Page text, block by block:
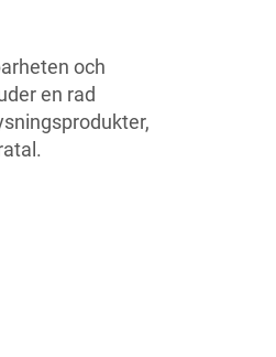
och
en rad